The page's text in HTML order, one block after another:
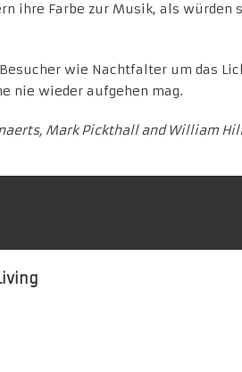
ihre Farbe zur Musik, als würden
wie Nachtfalter um das
nie wieder aufgehen mag.
Mark Pickthall and William